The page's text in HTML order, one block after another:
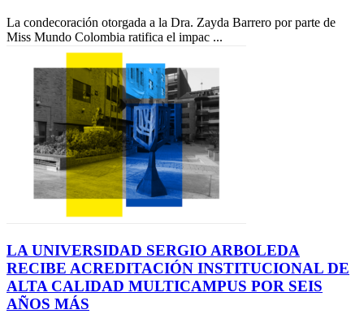
La condecoración otorgada a la Dra. Zayda Barrero por parte de
Miss Mundo Colombia ratifica el impac ...
LA UNIVERSIDAD SERGIO ARBOLEDA
RECIBE ACREDITACIÓN INSTITUCIONAL DE
ALTA CALIDAD MULTICAMPUS POR SEIS
AÑOS MÁS